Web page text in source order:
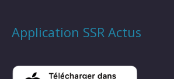
Application SSR Actus